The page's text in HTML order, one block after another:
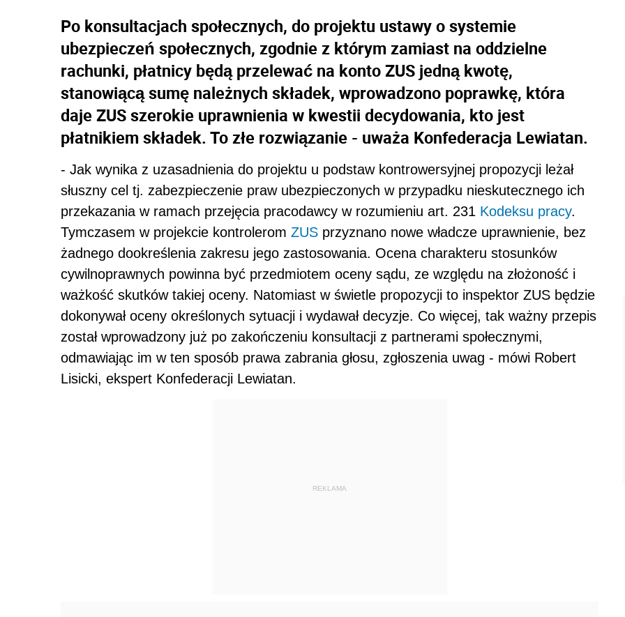
Po konsultacjach społecznych, do projektu ustawy o systemie
ubezpieczeń społecznych, zgodnie z którym zamiast na oddzielne
rachunki, płatnicy będą przelewać na konto ZUS jedną kwotę,
stanowiącą sumę należnych składek, wprowadzono poprawkę, która
daje ZUS szerokie uprawnienia w kwestii decydowania, kto jest
płatnikiem składek. To złe rozwiązanie - uważa Konfederacja Lewiatan.
- Jak wynika z uzasadnienia do projektu u podstaw kontrowersyjnej propozycji leżał
słuszny cel tj. zabezpieczenie praw ubezpieczonych w przypadku nieskutecznego ich
przekazania w ramach przejęcia pracodawcy w rozumieniu art. 231 Kodeksu pracy.
Tymczasem w projekcie kontrolerom ZUS przyznano nowe władcze uprawnienie, bez
żadnego dookreślenia zakresu jego zastosowania. Ocena charakteru stosunków
cywilnoprawnych powinna być przedmiotem oceny sądu, ze względu na złożoność i
ważkość skutków takiej oceny. Natomiast w świetle propozycji to inspektor ZUS będzie
dokonywał oceny określonych sytuacji i wydawał decyzje. Co więcej, tak ważny przepis
został wprowadzony już po zakończeniu konsultacji z partnerami społecznymi,
odmawiając im w ten sposób prawa zabrania głosu, zgłoszenia uwag - mówi Robert
Lisicki, ekspert Konfederacji Lewiatan.
REKLAMA